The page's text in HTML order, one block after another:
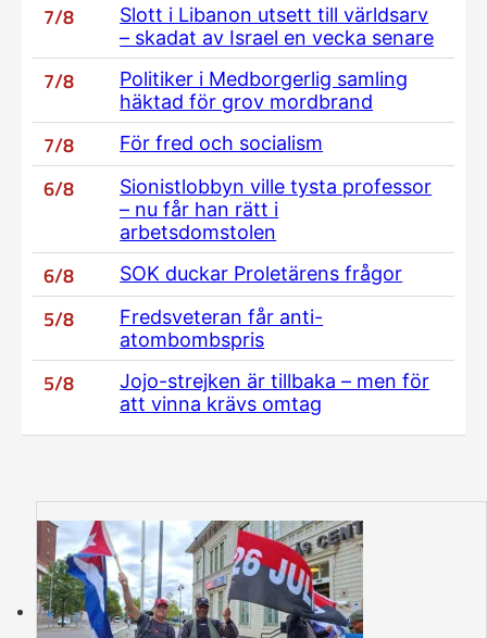
7/8
Slott i Libanon utsett till världsarv
– skadat av Israel en vecka senare
7/8
Politiker i Medborgerlig samling
häktad för grov mordbrand
7/8 För fred och socialism
6/8
Sionistlobbyn ville tysta professor
– nu får han rätt i
arbetsdomstolen
6/8 SOK duckar Proletärens frågor
5/8
Fredsveteran får anti-
atombombspris
5/8
Jojo-strejken är tillbaka – men för
att vinna krävs omtag